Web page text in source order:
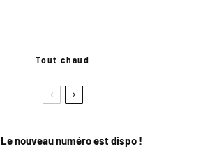
Tout chaud
Le nouveau numéro est dispo !